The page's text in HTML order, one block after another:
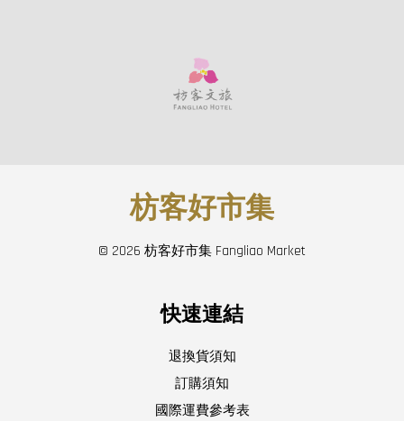
枋客好市集
© 2026 枋客好市集 Fangliao Market
快速連結
退換貨須知
訂購須知
國際運費參考表